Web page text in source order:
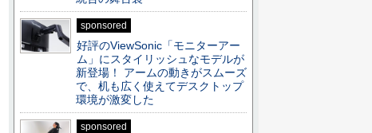
sponsored
好評のViewSonic「モニターアー
ム」にスタイリッシュなモデルが
新登場！ アームの動きがスムーズ
で、机も広く使えてデスクトップ
環境が激変した
sponsored